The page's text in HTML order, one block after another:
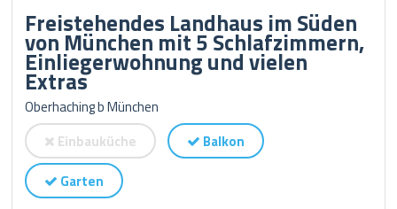
Freistehendes Landhaus im Süden
von München mit 5 Schlafzimmern,
Einliegerwohnung und vielen
Extras
Oberhaching b München
Einbauküche
Balkon
Garten